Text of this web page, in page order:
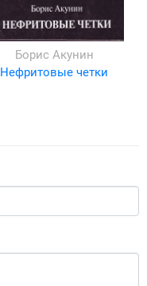
Борис Акунин
Нефритовые четки